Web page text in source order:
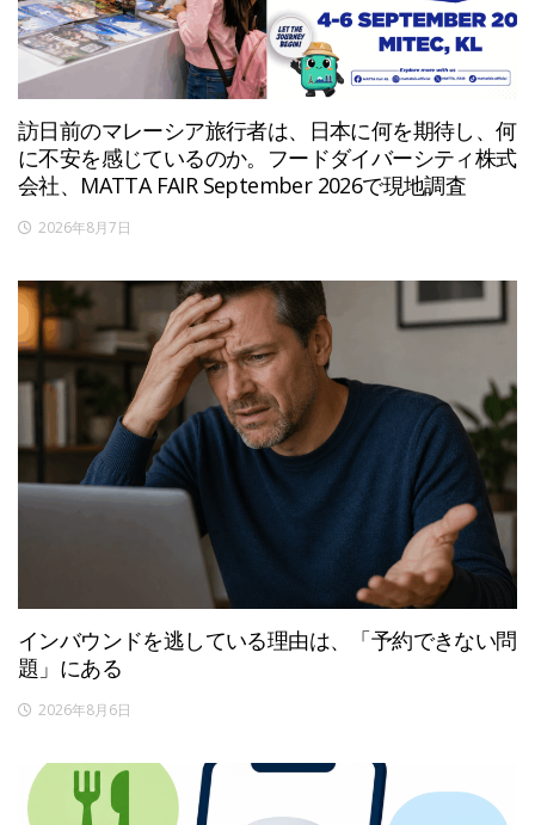
訪日前のマレーシア旅行者は、日本に何を期待し、何
に不安を感じているのか。フードダイバーシティ株式
会社、MATTA FAIR September 2026で現地調査
2026年8月7日
インバウンドを逃している理由は、「予約できない問
題」にある
2026年8月6日